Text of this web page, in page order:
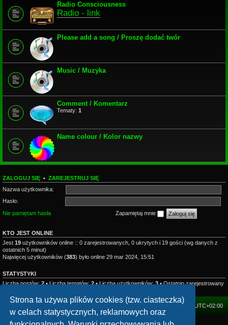
Strona ta używa plików cookies (tzw. ciasteczka)
w celach statystycznych, reklamowych oraz
Radio Consciousness
Radio - link
Please add a song / Proszę dodać twór
Music / Muzyka
Comment / Komentarz
Tematy: 1
Name colour / Kolor nazwy
ZALOGUJ SIĘ • ZAREJESTRUJ SIĘ
Nazwa użytkownika:
Hasło:
Nie pamiętam hasła
Zapamiętaj mnie
KTO JEST ONLINE
Jest 19 użytkowników online :: 0 zarejestrowanych, 0 ukrytych i 19 gości (wg danych z
ostatnich 5 minut)
Najwięcej użytkowników (383) było online 29 mar 2024, 15:51
STATYSTYKI
Liczba postów:2• Liczba tematów:2• Liczba użytkowników:3• Ostatnio zarejestrowany
Strefa czasowa UTC+02:00
Technologię dostarcza phpBB® Forum Software © phpBB Limited